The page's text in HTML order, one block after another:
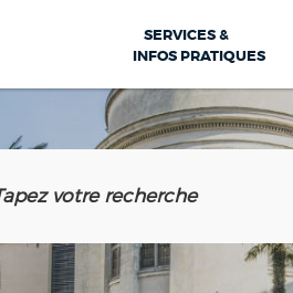
SERVICES &
INFOS PRATIQUES